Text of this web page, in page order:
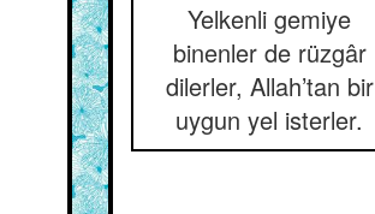
Yelkenli gemiye
binenler de rüzgâr
dilerler, Allah’tan bir
uygun yel isterler.